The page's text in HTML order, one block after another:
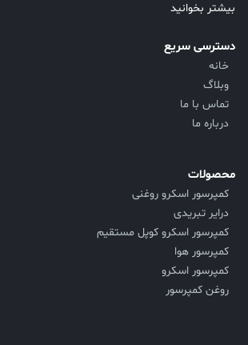
بیشتر بخوانید
دسترسی سریع
خانه
وبلاگ
تماس با ما
درباره ما
محصولات
کمپرسور اسکرو روغنی
درایر تبریدی
کمپرسور اسکرو کوپل مستقیم
کمپرسور هوا
کمپرسور اسکرو
روغن کمپرسور